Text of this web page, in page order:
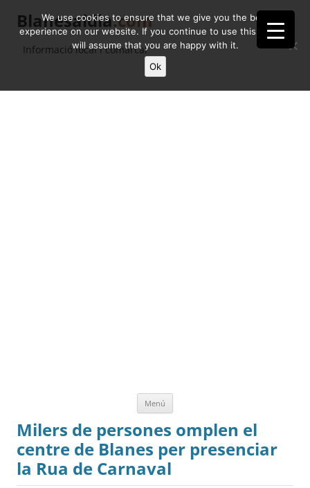
Blanesaldia.com
Informació local i comarcal
Menú
Milers de persones omplen el
centre de Blanes per presenciar
la Rua de Carnaval
We use cookies to ensure that we give you the best
experience on our website. If you continue to use this site we
will assume that you are happy with it.
Ok